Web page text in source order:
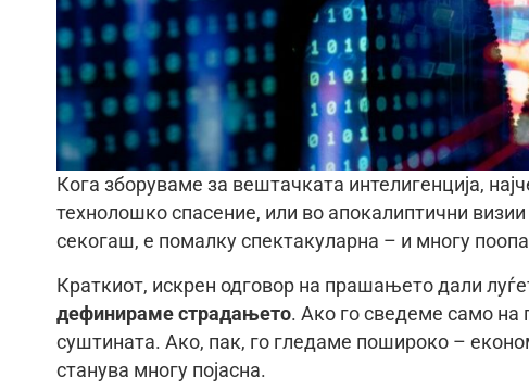
Кога зборуваме за вештачката интелигенција,
технолошко спасение, или во апокалиптични
секогаш, е помалку спектакуларна – и многу
Краткиот, искрен одговор на прашањето дали
дефинираме страдањето. Ако го сведеме само на
суштината. Ако, пак, го гледаме пошироко –
станува многу појасна.